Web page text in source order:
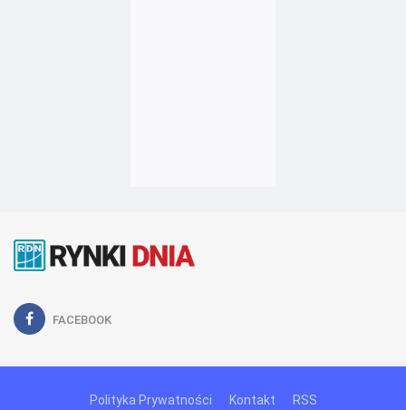
FACEBOOK
Polityka Prywatności Kontakt RSS